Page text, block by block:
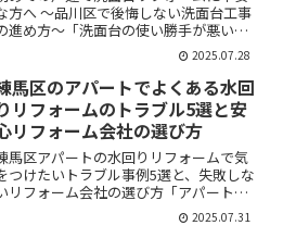
方へ 〜品川区で後悔しない洗面台工事
進め方〜「洗面台の使い勝手が悪い」
「古くなって不便」「そろそろリフォー
ムを考えたいけど、何から始めたらいい
わからない」戸建て住宅にお住まい
、洗面台工事やリフォー...
2025.07.28
馬区のアパートでよくある水回
リフォームのトラブル5選と安
リフォーム会社の選び方
馬区アパートの水回りリフォームで気
つけたいトラブル事例5選と、失敗しな
リフォーム会社の選び方「アパートの
水回りをリフォームしたいけど、どんな
トラブルが起きやすいの？」「信頼でき
2025.07.31